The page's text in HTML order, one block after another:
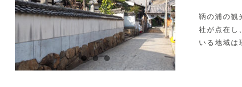
鞆の浦の観
社が点在し
いる地域は